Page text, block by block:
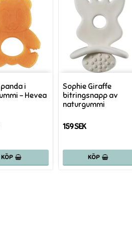
i
- Hevea
KÖP
Sophie Giraffe
bitringsnapp av
naturgummi
159 SEK
KÖP